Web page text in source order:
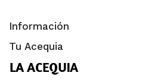
Información
Tu Acequia